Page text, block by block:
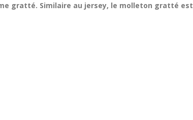
gratté. Similaire au jersey, le molleton gratté est